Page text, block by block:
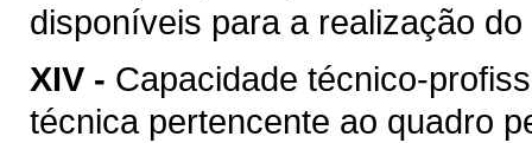
disponíveis para a realização
XIV - Capacidade técnico-
técnica pertencente ao quadro